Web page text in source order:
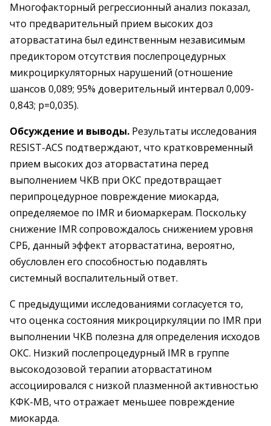
Многофакторный регрессионный анализ показал,
что предварительный прием высоких доз
аторвастатина был единственным независимым
предиктором отсутствия послепроцедурных
микроциркуляторных нарушений (отношение
шансов 0,089; 95% доверительный интервал 0,009-
0,843; р=0,035).
Обсуждение и выводы. Результаты исследования
RESIST-ACS подтверждают, что кратковременный
прием высоких доз аторвастатина перед
выполнением ЧКВ при ОКС предотвращает
перипроцедурное повреж­дение миокарда,
определяемое по IMR и биомаркерам. Поскольку
снижение IMR сопровождалось снижением уровня
СРБ, данный эффект аторвастатина, вероятно,
обусловлен его способностью подавлять
системный воспалительный ответ.
С предыдущими исследованиями согласуется то,
что оценка состояния микроциркуляции по IMR при
выполнении ЧКВ полезна для определения исходов
ОКС. Низкий послепроцедурный IMR в группе
высокодозовой терапии аторвастатином
ассоциировался с низкой плазменной активностью
КФК-МВ, что отражает меньшее повреждение
миокарда.